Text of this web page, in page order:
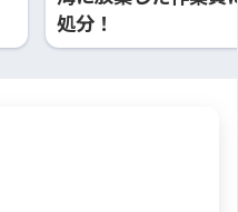
処分！